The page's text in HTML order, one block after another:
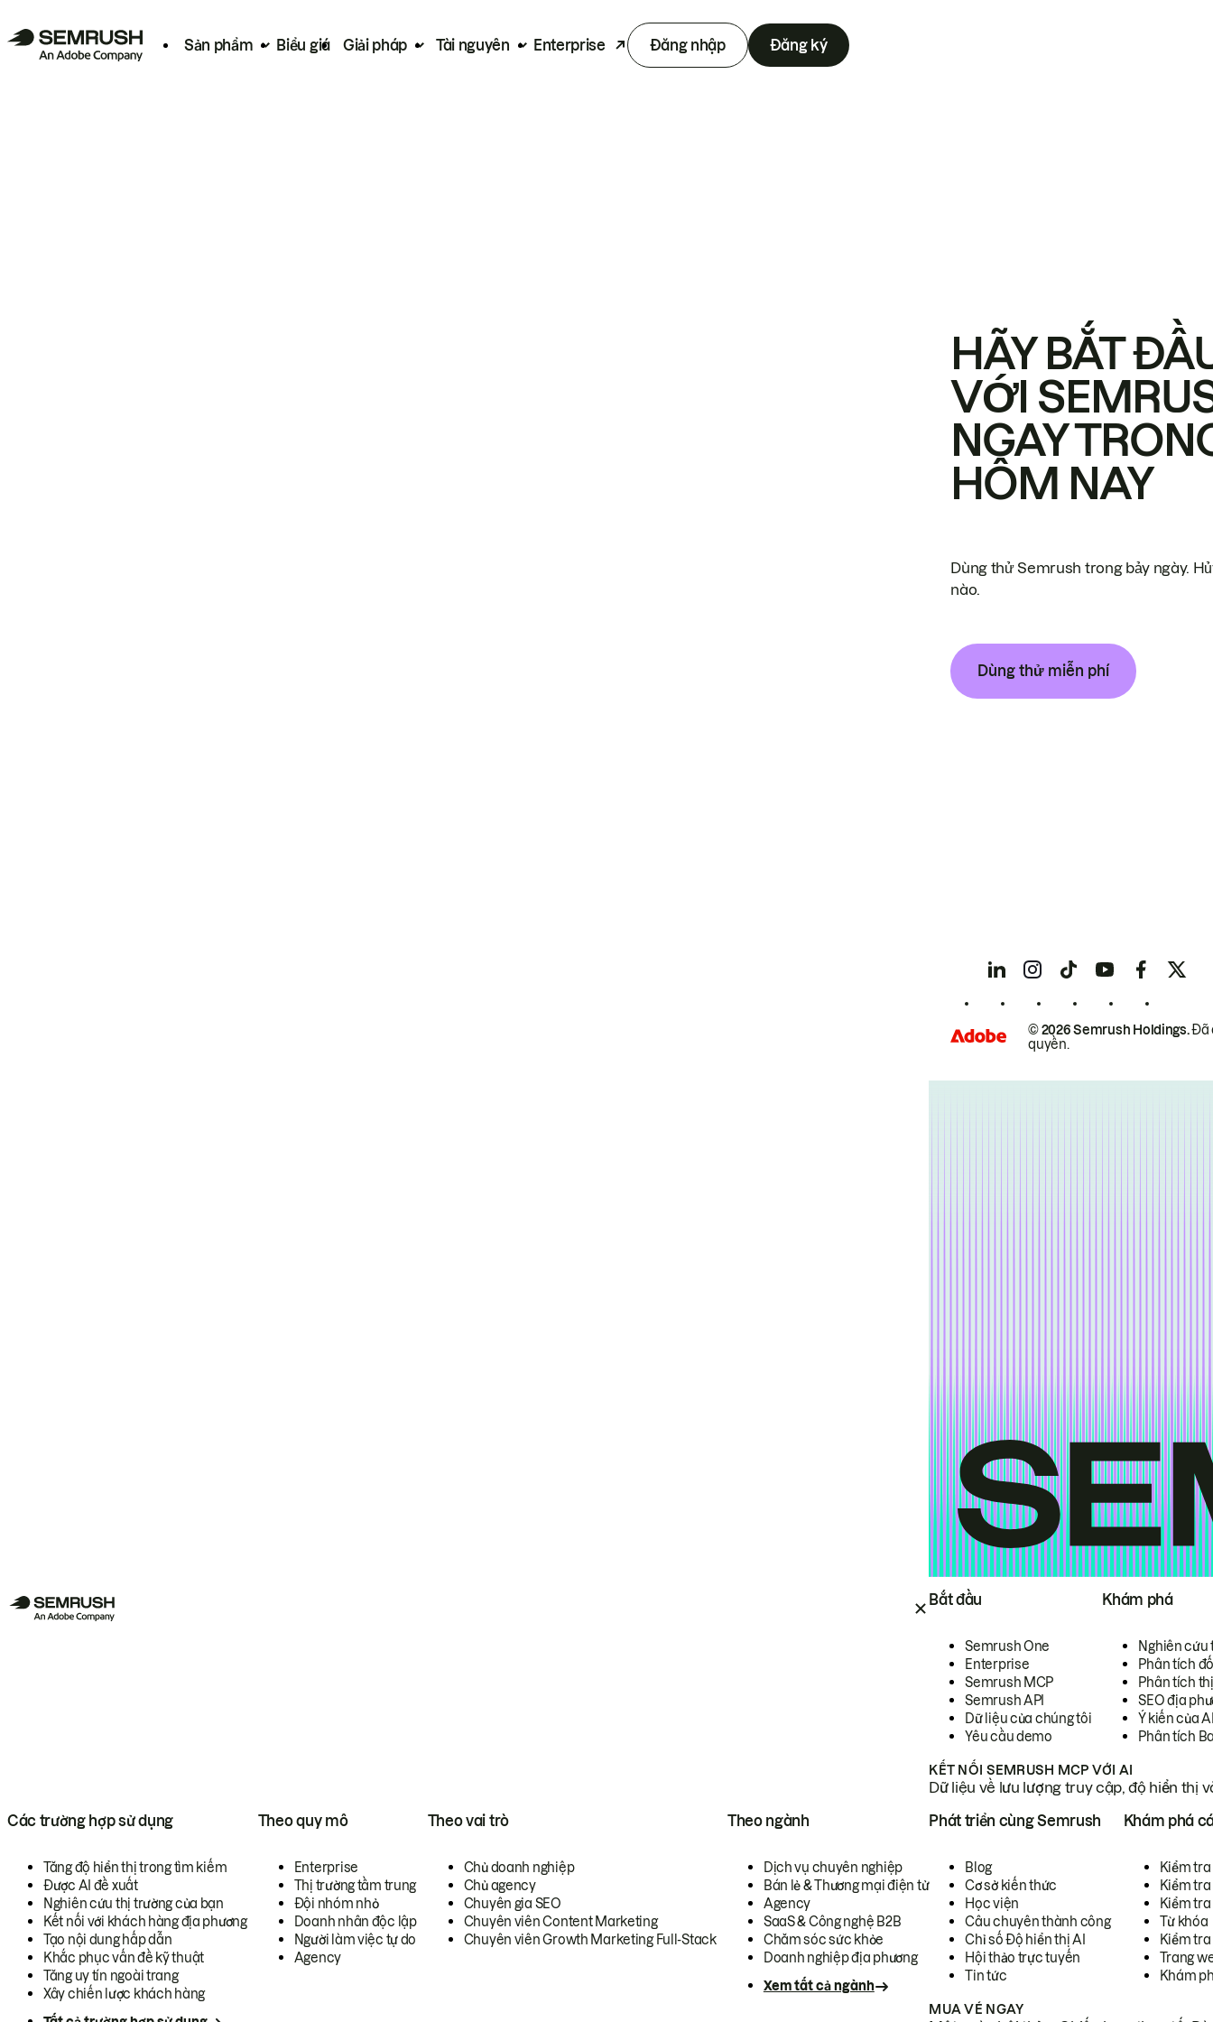
Sản phẩm Biểu giá Giải pháp Tài nguyên Enterprise Đăng nhập Đăng ký
Bắt đầu
Semrush One
Enterprise
Semrush MCP
Semrush API
Dữ liệu của chúng tôi
Yêu cầu demo
Khám phá
Nghiên cứu
Phân tích
Phân tích
SEO địa
Ý kiến của
Phân tích
KẾT NỐI SEMRUSH MCP VỚI AI
Dữ liệu về lưu lượng truy cập, độ hiển thị
Các trường hợp sử dụng
Tăng độ hiển thị trong tìm kiếm
Được AI đề xuất
Nghiên cứu thị trường của bạn
Kết nối với khách hàng địa phương
Tạo nội dung hấp dẫn
Khắc phục vấn đề kỹ thuật
Tăng uy tín ngoài trang
Xây chiến lược khách hàng
Theo quy mô
Enterprise
Thị trường tầm trung
Đội nhóm nhỏ
Doanh nhân độc lập
Người làm việc tự do
Agency
Theo vai trò
Chủ doanh nghiệp
Chủ agency
Chuyên gia SEO
Chuyên viên Content Marketing
Chuyên viên Growth Marketing Full-Stack
Theo ngành
Dịch vụ chuyên nghiệp
Bán lẻ & Thương mại điện tử
Agency
SaaS & Công nghệ B2B
Chăm sóc sức khỏe
Doanh nghiệp địa phương
Xem tất cả ngành
Phát triển cùng Semrush
Blog
Cơ sở kiến thức
Học viện
Câu chuyên thành công
Chỉ số Độ hiển thị AI
Hội thảo trực tuyến
Tin tức
Khám phá
Kiểm
Kiểm tra
Kiểm
Từ khóa
Kiểm
Trang
Khám
MUA VÉ NGAY
HÃY BẮT
VỚI
NGAY
HÔM NAY
Dùng thử Semrush trong bảy ngày.
nào.
Dùng thử miễn phí
© 2026 Semrush Holdings.Đã
quyền.